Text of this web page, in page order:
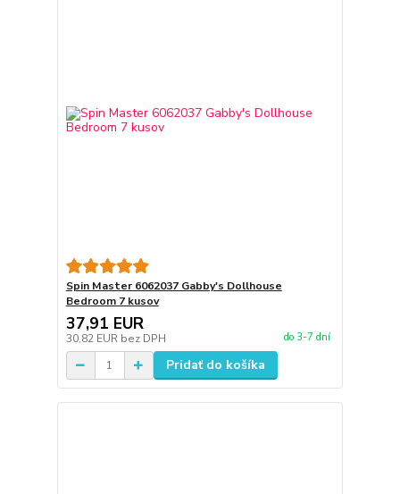
Spin Master 6062037 Gabby's Dollhouse
Bedroom 7 kusov
37,91 EUR
30,82 EUR bez DPH do 3-7 dní
Pridať do košíka